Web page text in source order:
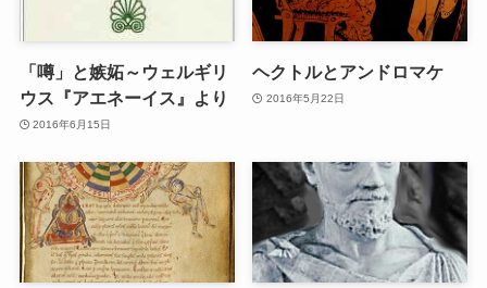
「噂」と嫉妬～ウェルギリ
ウス『アエネーイス』より
2016年6月15日
ヘクトルとアンドロマケ
2016年5月22日